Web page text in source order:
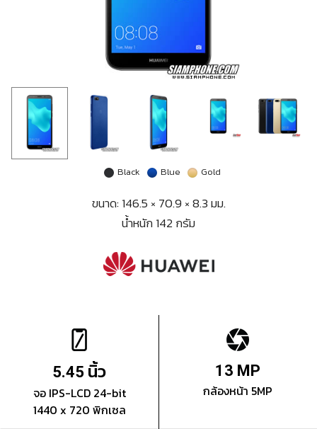
Black Blue Gold
ขนาด: 146.5 × 70.9 × 8.3 มม.
น้ำหนัก 142 กรัม
5.45 นิ้ว
จอ IPS-LCD 24-bit
1440 x 720 พิกเซล
13 MP
กล้องหน้า 5MP